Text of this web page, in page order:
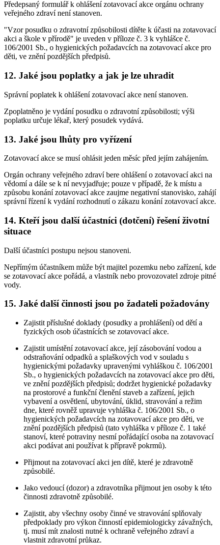
Předepsaný formulář k ohlášení zotavovací akce orgánu ochrany
veřejného zdraví není stanoven.
"Vzor posudku o zdravotní způsobilosti dítěte k účasti na zotavovací
akci a škole v přírodě" je uveden v příloze č. 3 k vyhlášce č.
106/2001 Sb., o hygienických požadavcích na zotavovací akce pro
děti, ve znění pozdějších předpisů.
12. Jaké jsou poplatky a jak je lze uhradit
Správní poplatek k ohlášení zotavovací akce není stanoven.
Zpoplatněno je vydání posudku o zdravotní způsobilosti; výši
poplatku určuje lékař, který posudek vydává.
13. Jaké jsou lhůty pro vyřízení
Zotavovací akce se musí ohlásit jeden měsíc před jejím zahájením.
Orgán ochrany veřejného zdraví bere ohlášení o zotavovací akci na
vědomí a dále se k ní nevyjadřuje; pouze v případě, že k místu a
způsobu konání zotavovací akce zaujme negativní stanovisko, zahájí
správní řízení k vydání rozhodnutí o zákazu konání zotavovací akce.
14. Kteří jsou další účastníci (dotčení) řešení životní
situace
Další účastníci postupu nejsou stanoveni.
Nepřímým účastníkem může být majitel pozemku nebo zařízení, kde
se zotavovací akce pořádá, a vlastník nebo provozovatel zdroje pitné
vody.
15. Jaké další činnosti jsou po žadateli požadovány
Zajistit příslušné doklady (posudky a prohlášení) od dětí a
fyzických osob účastnících se zotavovací akce.
Zajistit umístění zotavovací akce, její zásobování vodou a
odstraňování odpadků a splaškových vod v souladu s
hygienickými požadavky upravenými vyhláškou č. 106/2001
Sb., o hygienických požadavcích na zotavovací akce pro děti,
ve znění pozdějších předpisů; dodržet hygienické požadavky
na prostorové a funkční členění staveb a zařízení, jejich
vybavení a osvětlení, ubytování, úklid, stravování a režim
dne, které rovněž upravuje vyhláška č. 106/2001 Sb., o
hygienických požadavcích na zotavovací akce pro děti, ve
znění pozdějších předpisů (tato vyhláška v příloze č. 1 také
stanoví, které potraviny nesmí pořádající osoba na zotavovací
akci podávat ani používat k přípravě pokrmů).
Přijmout na zotavovací akci jen dítě, které je zdravotně
způsobilé.
Jako vedoucí (dozor) a zdravotníka přijmout jen osoby k této
činnosti zdravotně způsobilé.
Zajistit, aby všechny osoby činné ve stravování splňovaly
předpoklady pro výkon činností epidemiologicky závažných,
tj. musí mít znalosti nutné k ochraně veřejného zdraví a
vlastnit zdravotní průkaz.